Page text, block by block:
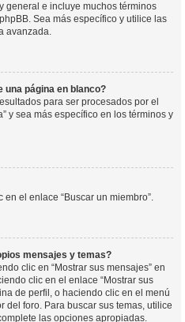
general e incluye muchos términos
Sea más específico y utilice las
avanzada.
una página en blanco?
para ser procesados por el
y sea más específico en los términos y
el enlace “Buscar un miembro”.
mensajes y temas?
clic en “Mostrar sus mensajes” en
clic en el enlace “Mostrar sus
de perfil, o haciendo clic en el menú
del foro. Para buscar sus temas, utilice
las opciones apropiadas.